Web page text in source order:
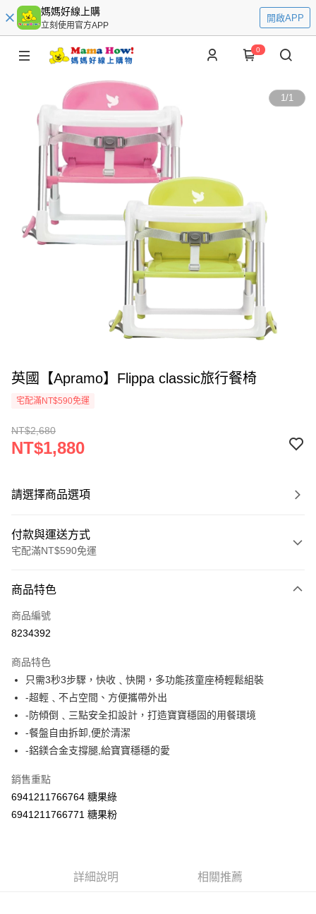
媽媽好線上購
立刻使用官方APP
開啟APP
0
1/1
英國【Apramo】Flippa classic旅行餐椅
宅配滿NT$590免運
NT$2,680
NT$1,880
請選擇商品選項
付款與運送方式
宅配滿NT$590免運
信用卡一次付款
LINE Pay
街口支付
悠遊付
Google Pay
AFTEE先享後付
相關說明
AFTEE先享後付是「在收到商品之後才付款」的支付方式。 讓您購物簡單
便利好安心！
【「AFTEE先享後付」結帳流程】
ATM付款
每筆NT$100，滿NT$590(含以上)免運費
商品特色
商品編號
8234392
商品特色
只需3秒3步驟，快收﹑快開，多功能孩童座椅輕鬆組裝
-超輕﹑不占空間、方便攜帶外出
-防傾倒﹑三點安全扣設計，打造寶寶穩固的用餐環境
-餐盤自由拆卸,便於清潔
-鋁鎂合金支撐腿,給寶寶穩穩的愛
銷售重點
6941211766764 糖果綠
6941211766771 糖果粉
詳細說明 相關推薦